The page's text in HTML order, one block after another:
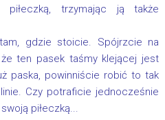
piłeczką, trzymając ją także
gdzie stoicie. Spójrzcie na
ten pasek taśmy klejącej jest
paska, powinniście robić to tak
Czy potraficie jednocześnie
piłeczką...